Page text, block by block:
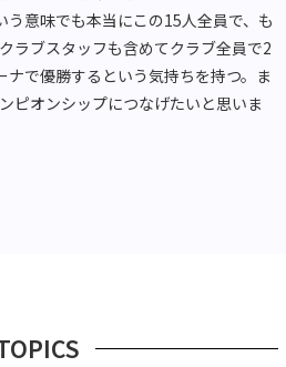
う意味でも本当にこの15人全員で、も
ラブスタッフも含めてクラブ全員で2
で優勝するという気持ちを持つ。ま
ピオンシップにつなげたいと思いま